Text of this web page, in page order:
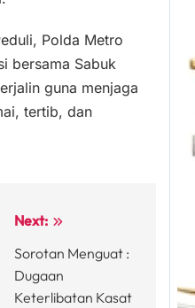
Polda Metro
bersama Sabuk
guna menjaga
tertib, dan
Next:
Sorotan Menguat :
Dugaan
Keterlibatan Kasat